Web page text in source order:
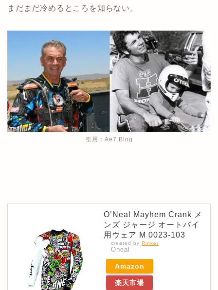
まだまだ冷めるところを知らない。
引用：Ae7 Blog
O’Neal Mayhem Crank メ
ンズ ジャージ オートバイ
用ウェア M 0023-103
created by Rinker
Oneal
Amazon
楽天市場